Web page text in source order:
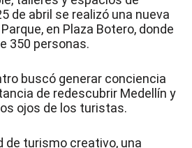
de abril se realizó una nueva
en Plaza Botero, donde
350 personas.
buscó generar conciencia
de redescubrir Medellín y
ojos de los turistas.
de turismo creativo, una